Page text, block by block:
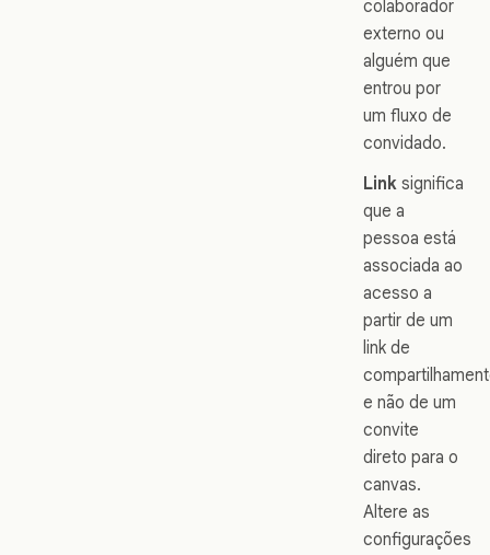
colaborador
externo ou
alguém que
entrou por
um fluxo de
convidado.
Link significa
que a
pessoa está
associada ao
acesso a
partir de um
link de
e não de um
convite
direto para o
canvas.
Altere as
configurações